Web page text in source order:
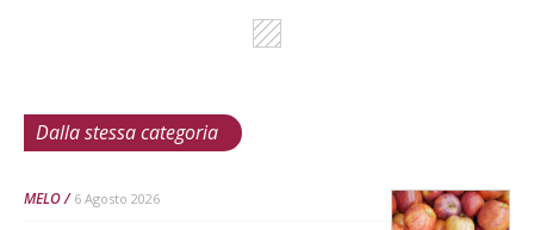
Dalla stessa categoria
MELO 6 Agosto 2026